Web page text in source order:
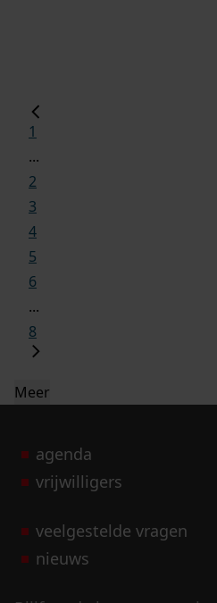
1
...
2
3
4
5
6
...
8
Meer
agenda
vrijwilligers
veelgestelde vragen
nieuws